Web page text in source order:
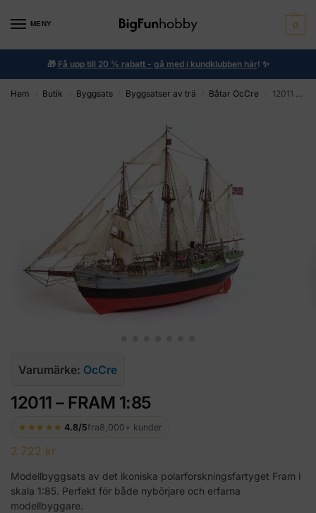
MENY 0
🎁 Få upp till 20 % rabatt - gå med i kundklubben här! ✨
Hem Butik Byggsats Byggsatser av trä Båtar OcCre 12011 - FRAMSIDA 1:85
Varumärke: OcCre
12011 – FRAM 1:85
★★★★★ 4.8/5fra8,000+ kunder
2 722 kr
Modellbyggsats av det ikoniska polarforskningsfartyget Fram i
skala 1:85. Perfekt för både nybörjare och erfarna
modellbyggare.